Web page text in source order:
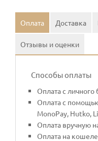
Оплата Доставка
Отзывы и оценки
Способы оплаты
Оплата с личного
Оплата с
MonoPay, Hutko,
Оплата вручную
Оплата на